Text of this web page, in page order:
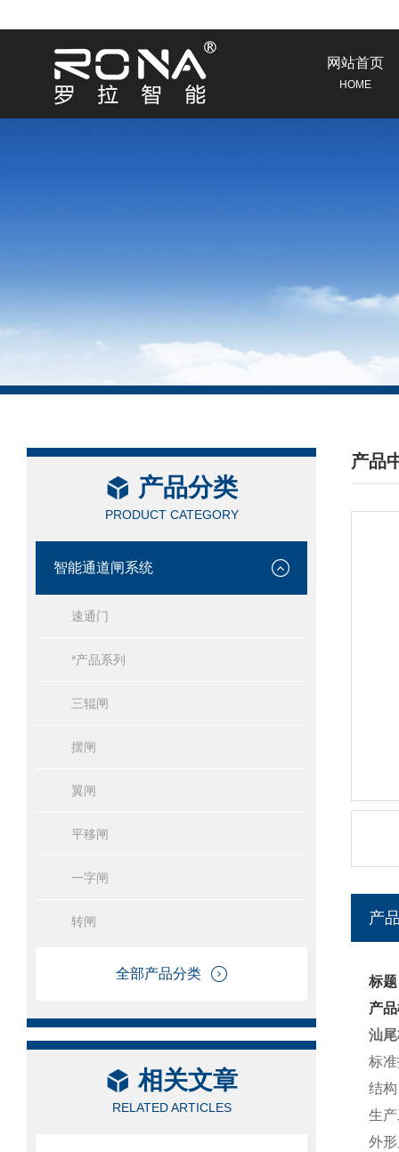
网站首页
HOME
产品分类
PRODUCT CATEGORY
智能通道闸系统
速通门
*产品系列
三辊闸
摆闸
翼闸
平移闸
一字闸
转闸
全部产品分类
相关文章
RELATED ARTICLES
产品
/
产
标
产
汕
标
结
生
外